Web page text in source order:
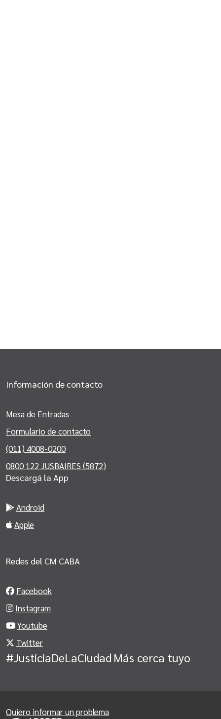
Información de contacto
Mesa de Entradas
Formulario de contacto
(011) 4008-0200
0800 122 JUSBAIRES (5872)
Descargá la App
Android
Apple
Redes del CM CABA
Facebook
Instagram
Youtube
Twitter
#JusticiaDeLaCiudad Más cerca tuyo
Quiero informar un problema